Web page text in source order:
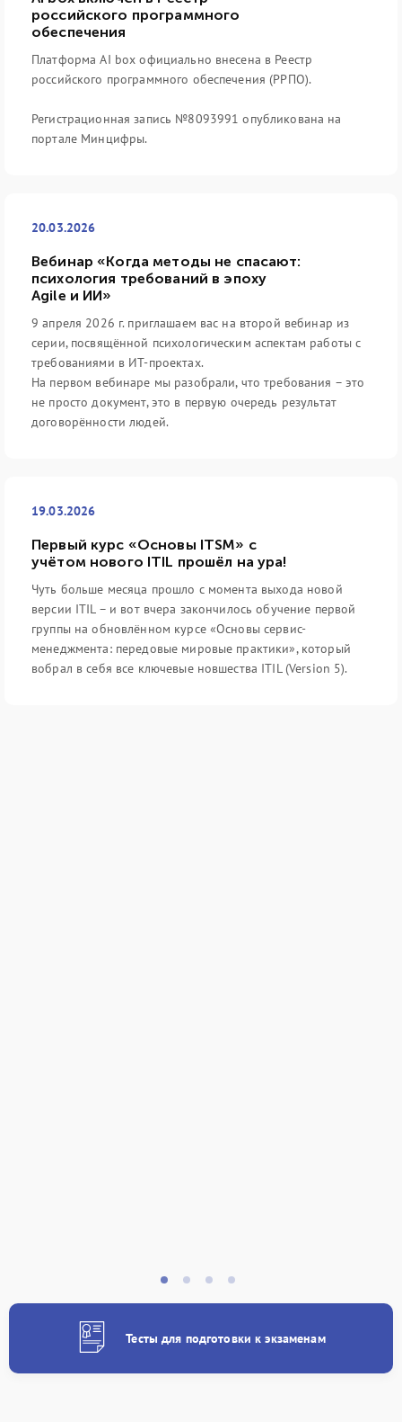
Тесты для подготовки к экзаменам
российского программного
обеспечения
Платформа AI box официально внесена в Реестр
российского программного обеспечения (РРПО).
Регистрационная запись №8093991 опубликована на
портале Минцифры.
20.03.2026
Вебинар «Когда методы не спасают:
психология требований в эпоху
Agile и ИИ»
9 апреля 2026 г. приглашаем вас на второй вебинар из
серии, посвящённой психологическим аспектам работы с
требованиями в ИТ-проектах.
На первом вебинаре мы разобрали, что требования – это
не просто документ, это в первую очередь результат
договорённости людей.
19.03.2026
Первый курс «Основы ITSM» с
учётом нового ITIL прошёл на ура!
Чуть больше месяца прошло с момента выхода новой
версии ITIL – и вот вчера закончилось обучение первой
группы на обновлённом курсе «Основы сервис-
менеджмента: передовые мировые практики», который
вобрал в себя все ключевые новшества ITIL (Version 5).